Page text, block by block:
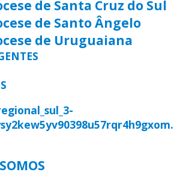
de Santa Cruz do Sul
de Santo Ângelo
de Uruguaiana